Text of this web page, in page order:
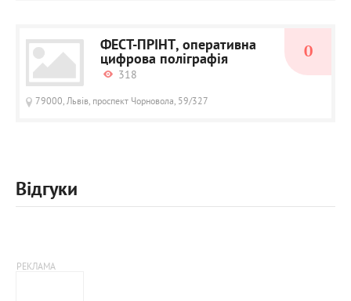
ФЕСТ-ПРІНТ, оперативна
цифрова поліграфія
318
79000, Львів, проспект Чорновола, 59/327
0
Відгуки